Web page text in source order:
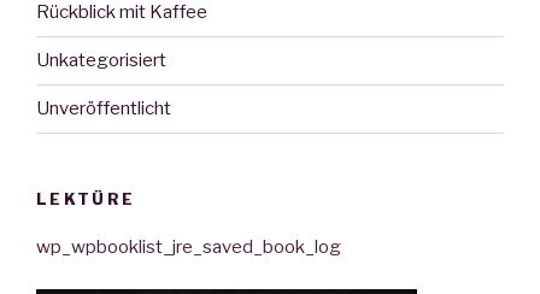
Rückblick mit Kaffee
Unkategorisiert
Unveröffentlicht
LEKTÜRE
wp_wpbooklist_jre_saved_book_log